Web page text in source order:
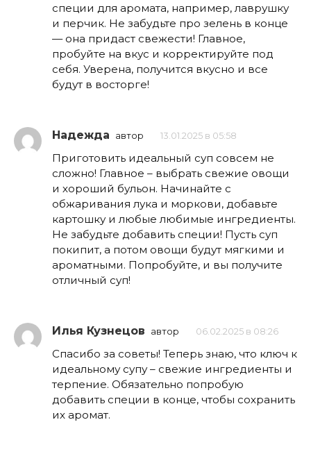
специи для аромата, например, лаврушку
и перчик. Не забудьте про зелень в конце
— она придаст свежести! Главное,
пробуйте на вкус и корректируйте под
себя. Уверена, получится вкусно и все
будут в восторге!
Надежда автор 13.01.2025 в 05:58
Приготовить идеальный суп совсем не
сложно! Главное – выбрать свежие овощи
и хороший бульон. Начинайте с
обжаривания лука и моркови, добавьте
картошку и любые любимые ингредиенты.
Не забудьте добавить специи! Пусть суп
покипит, а потом овощи будут мягкими и
ароматными. Попробуйте, и вы получите
отличный суп!
Илья Кузнецов автор 06.02.2025 в 08:26
Спасибо за советы! Теперь знаю, что ключ к
идеальному супу – свежие ингредиенты и
терпение. Обязательно попробую
добавить специи в конце, чтобы сохранить
их аромат.